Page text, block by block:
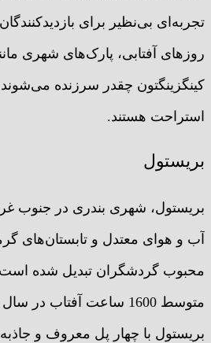
تجربه‌ای بی‌نظیر برای
روزهای آفتابی، پارک‌های شهری
کینگزینگتون چقدر سرزنده
استراحت هستند.
بریستول
بریستول، شهری بندری در جنوب
آب و هوای معتدل و تابستان‌های
محبوب گردشگران تبدیل شده
متوسط 1600 ساعت آفتاب
بریستول با چهار پل معروف و